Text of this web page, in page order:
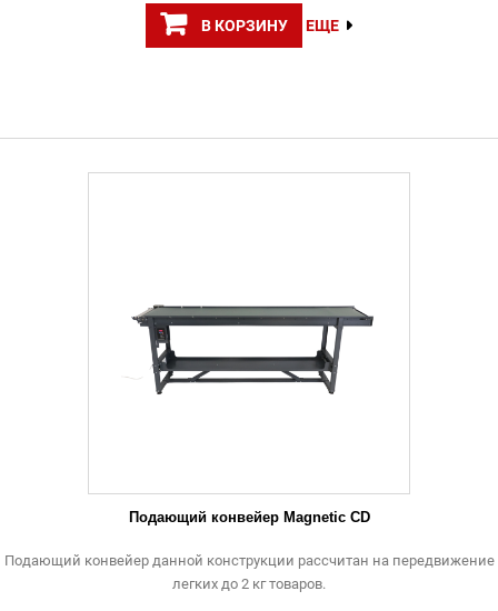
В КОРЗИНУ ЕЩЕ
Подающий конвейер Magnetic CD
Подающий конвейер данной конструкции рассчитан на передвижение
легких до 2 кг товаров.